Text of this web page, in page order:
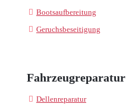
Bootsaufbereitung
Geruchsbeseitigung
Fahrzeugreparatur
Dellenreparatur